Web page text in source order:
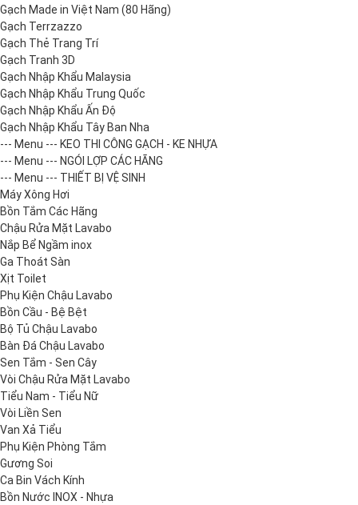
Gạch Made in Việt Nam (80 Hãng)
Gạch Terrzazzo
Gạch Thẻ Trang Trí
Gạch Tranh 3D
Gạch Nhập Khẩu Malaysia
Gạch Nhập Khẩu Trung Quốc
Gạch Nhập Khẩu Ấn Độ
Gạch Nhập Khẩu Tây Ban Nha
--- Menu --- KEO THI CÔNG GẠCH - KE NHỰA
--- Menu --- NGÓI LỢP CÁC HÃNG
--- Menu --- THIẾT BỊ VỆ SINH
Máy Xông Hơi
Bồn Tắm Các Hãng
Chậu Rửa Mặt Lavabo
Nắp Bể Ngầm inox
Ga Thoát Sàn
Xịt Toilet
Phụ Kiện Chậu Lavabo
Bồn Cầu - Bệ Bệt
Bộ Tủ Chậu Lavabo
Bàn Đá Chậu Lavabo
Sen Tắm - Sen Cây
Vòi Chậu Rửa Mặt Lavabo
Tiểu Nam - Tiểu Nữ
Vòi Liền Sen
Van Xả Tiểu
Phụ Kiện Phòng Tắm
Gương Soi
Ca Bin Vách Kính
Bồn Nước INOX - Nhựa